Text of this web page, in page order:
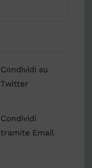
Condividi su
Twitter
Condividi
tramite Email